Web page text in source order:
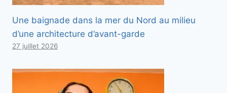
Une baignade dans la mer du Nord au milieu
d’une architecture d’avant-garde
27 juillet 2026